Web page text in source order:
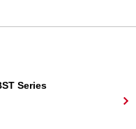
Series